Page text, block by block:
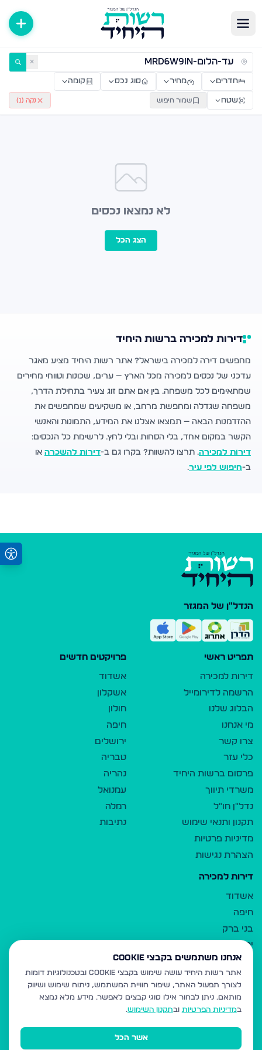
דירות למכירה ולהשכרה — רשות היחיד ✕
חדרים מחיר סוג נכס קומה
שטח שמור חיפוש נקה ( 1
)
לא נמצאו נכסים
הצג הכל
דירות למכירה ברשות היחיד
מחפשים דירה למכירה בישראל? אתר רשות היחיד מציע מאגר
עדכני של נכסים למכירה מכל הארץ — ערים, שכונות וטווחי מחירים
שמתאימים לכל משפחה. בין אם אתם זוג צעיר בתחילת הדרך,
משפחה שגדלה ומחפשת מרחב, או משקיעים שמחפשים את
ההזדמנות הבאה — תמצאו אצלנו את המידע, התמונות והאנשי
הקשר במקום אחד, בלי הסחות ובלי לחץ. לרשימת כל הנכסים:
דירות למכירה. תרצו להשוות? בקרו גם ב-דירות להשכרה או
ב-חיפוש לפי עיר.
הנדל"ן של המגזר
תפריט ראשי
דירות למכירה
הרשמה לדירומייל
הבלוג שלנו
מי אנחנו
צרו קשר
כלי עזר
פרסום ברשות היחיד
משרדי תיווך
נדל"ן חו"ל
תקנון ותנאי שימוש
מדיניות פרטיות
הצהרת נגישות
פרויקטים חדשים
אשדוד
אשקלון
חולון
חיפה
ירושלים
טבריה
נהריה
עמנואל
רמלה
נתיבות
דירות למכירה
אשדוד
חיפה
בני ברק
ירושלים
אלעד
גבעת זאב
בית שמש
רכסים
מודיעין עילית
אנחנו משתמשים בקבצי Cookie
אתר רשות היחיד עושה שימוש בקבצי Cookie ובטכנולוגיות דומות
לצורך תפעול האתר, שיפור חוויית המשתמש, ניתוח שימוש ושיווק
מותאם. ניתן לבחור אילו סוגי קבצים לאפשר. מידע מלא נמצא
במדיניות הפרטיות ובתקנון השימוש.
אשר הכל